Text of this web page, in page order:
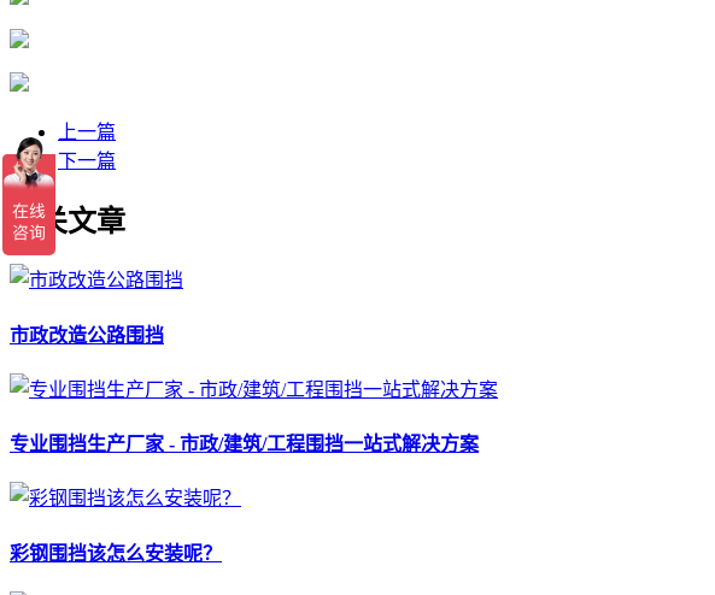
上一篇
下一篇
相关文章
市政改造公路围挡
专业围挡生产厂家 - 市政/建筑/工程围挡一站式解决方案
彩钢围挡该怎么安装呢？